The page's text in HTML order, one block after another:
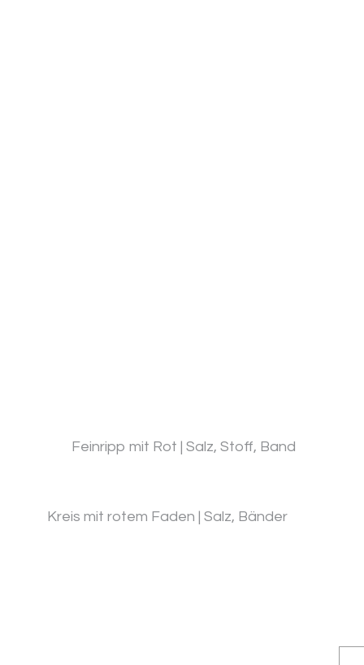
Feinripp mit Rot | Salz, Stoff, Band
Kreis mit rotem Faden | Salz, Bänder